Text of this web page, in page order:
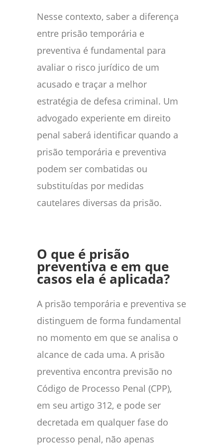
Nesse contexto, saber a diferença
entre prisão temporária e
preventiva é fundamental para
avaliar o risco jurídico de um
acusado e traçar a melhor
estratégia de defesa criminal. Um
advogado experiente em direito
penal saberá identificar quando a
prisão temporária e preventiva
podem ser combatidas ou
substituídas por medidas
cautelares diversas da prisão.
O que é prisão
preventiva e em que
casos ela é aplicada?
A prisão temporária e preventiva se
distinguem de forma fundamental
no momento em que se analisa o
alcance de cada uma. A prisão
preventiva encontra previsão no
Código de Processo Penal (CPP),
em seu artigo 312, e pode ser
decretada em qualquer fase do
processo penal, não apenas